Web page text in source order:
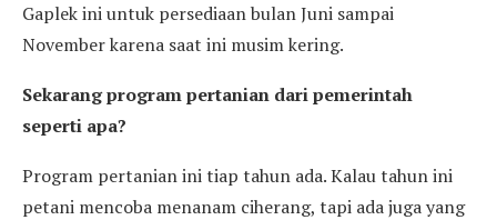
Gaplek ini untuk persediaan bulan Juni sampai
November karena saat ini musim kering.
Sekarang program pertanian dari pemerintah
seperti apa?
Program pertanian ini tiap tahun ada. Kalau tahun ini
petani mencoba menanam ciherang, tapi ada juga yang